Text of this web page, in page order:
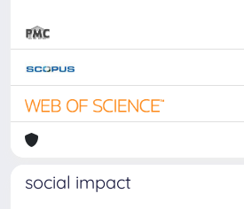
social impact